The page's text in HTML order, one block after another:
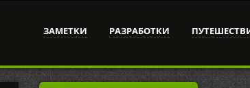
ЗАМЕТКИ РАЗРАБОТКИ